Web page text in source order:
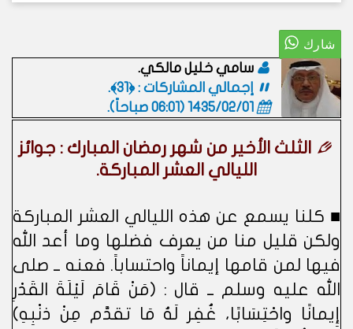
سامي خليل مالكي.
إجمالي المشاركات : ﴿31﴾.
1435/02/01 (06:01 صباحاً)
.
الثلث الأخير من شهر رمضان المبارك : جوائز
الليالي العشر المباركة.
■ كلنا يسمع عن هذه الليالي العشر المباركة
ولكن قليل منا من يعرف فضلها وما أعد الله
فيها لمن قامها إيماناً واحتساباً. فعنه ــ صلى
الله عليه وسلم ــ قال : (مَنْ قَامَ لَيْلَةَ القَدْرِ
إِيمانًا واحْتِسَابًا، غُفِر لَهُ مَا تقدَّم مِنْ ذنْبِهِ)